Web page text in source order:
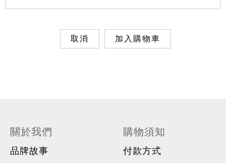
取消 加入購物車
關於我們
品牌故事
購物須知
付款方式